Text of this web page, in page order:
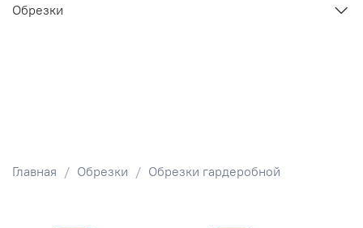
Главная Обрезки Обрезки гардеробной
Обрезки